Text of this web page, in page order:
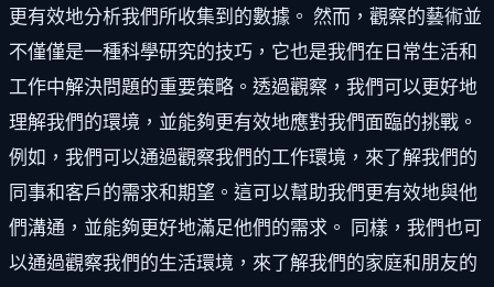
更有效地分析我們所收集到的數據。 然而，觀察的藝術並
不僅僅是一種科學研究的技巧，它也是我們在日常生活和
工作中解決問題的重要策略。透過觀察，我們可以更好地
理解我們的環境，並能夠更有效地應對我們面臨的挑戰。
例如，我們可以通過觀察我們的工作環境，來了解我們的
同事和客戶的需求和期望。這可以幫助我們更有效地與他
們溝通，並能夠更好地滿足他們的需求。 同樣，我們也可
以通過觀察我們的生活環境，來了解我們的家庭和朋友的